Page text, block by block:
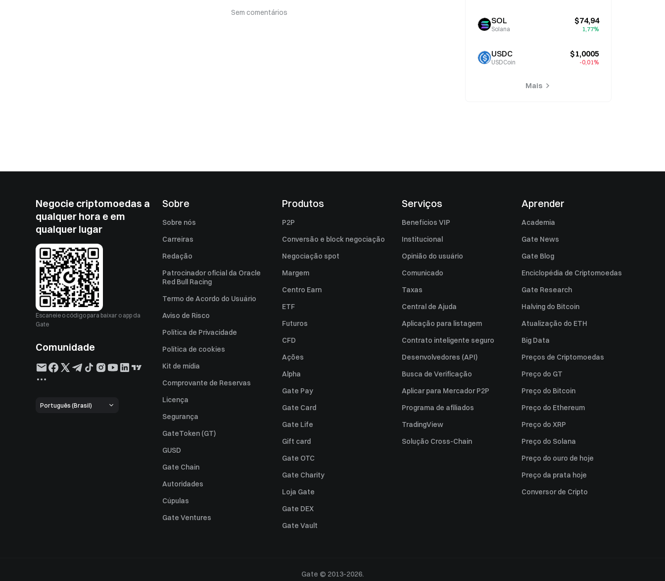
Sem comentários
SOL
Solana
$74,94
1,77%
USDC
USDCoin
$1,0005
-0,01%
Mais
Negocie criptomoedas a
qualquer hora e em
qualquer lugar
Escaneie o código para baixar o app da
Gate
Comunidade
Português (Brasil)
Sobre
Sobre nós
Carreiras
Redação
Patrocinador oficial da Oracle
Red Bull Racing
Termo de Acordo do Usuário
Aviso de Risco
Política de Privacidade
Política de cookies
Kit de mídia
Comprovante de Reservas
Licença
Segurança
GateToken (GT)
GUSD
Gate Chain
Autoridades
Cúpulas
Gate Ventures
Produtos
P2P
Conversão e block negociação
Negociação spot
Margem
Centro Earn
ETF
Futuros
CFD
Ações
Alpha
Gate Pay
Gate Card
Gate Life
Gift card
Gate OTC
Gate Charity
Loja Gate
Gate DEX
Gate Vault
Serviços
Benefícios VIP
Institucional
Opinião do usuário
Comunicado
Taxas
Central de Ajuda
Aplicação para listagem
Contrato inteligente seguro
Desenvolvedores (API)
Busca de Verificação
Aplicar para Mercador P2P
Programa de afiliados
TradingView
Solução Cross-Chain
Aprender
Academia
Gate News
Gate Blog
Enciclopédia de Criptomoedas
Gate Research
Halving do Bitcoin
Atualização do ETH
Big Data
Preços de Criptomoedas
Preço do GT
Preço do Bitcoin
Preço do Ethereum
Preço do XRP
Preço do Solana
Preço do ouro de hoje
Preço da prata hoje
Conversor de Cripto
Gate © 2013-2026.